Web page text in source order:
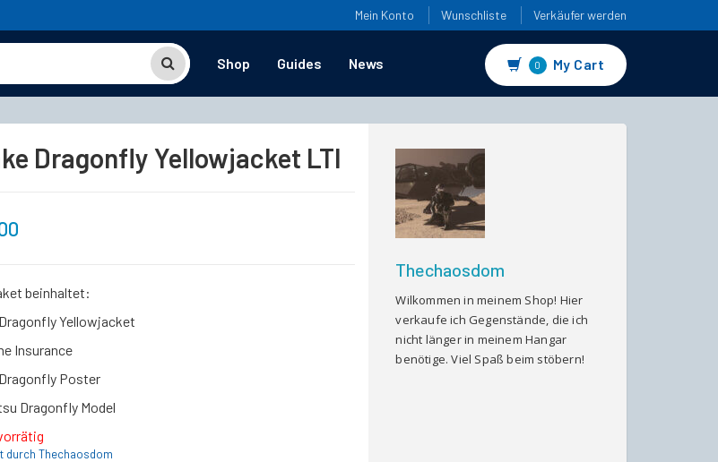
Mein Konto Wunschliste Verkäufer werden
Shop Guides News 0 My Cart
Dragonfly Yellowjacket LTI
beinhaltet:
Yellowjacket
Insurance
Poster
Dragonfly Model
durch Thechaosdom
Thechaosdom
Wilkommen in meinem Shop! Hier
verkaufe ich Gegenstände, die ich
nicht länger in meinem Hangar
benötige. Viel Spaß beim stöbern!